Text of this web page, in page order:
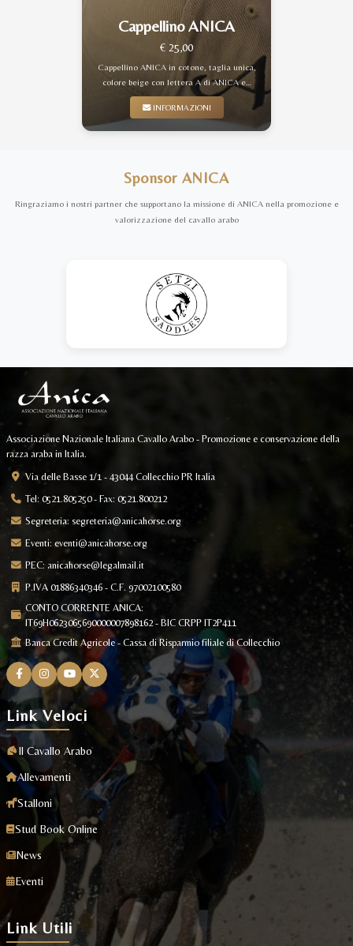
Cappellino ANICA
€ 25,00
Cappellino ANICA in cotone, taglia unica,
colore beige con lettera A di ANICA e…
INFORMAZIONI
Sponsor ANICA
Ringraziamo i nostri partner che supportano la missione di ANICA nella promozione e
valorizzazione del cavallo arabo
Associazione Nazionale Italiana Cavallo Arabo - Promozione e conservazione della
razza araba in Italia.
Via delle Basse 1/1 - 43044 Collecchio PR Italia
Tel: 0521.805250 - Fax: 0521.800212
Segreteria: segreteria@anicahorse.org
Eventi: eventi@anicahorse.org
PEC: anicahorse@legalmail.it
P.IVA 01886340346 - C.F. 97002100580
CONTO CORRENTE ANICA:
IT69H0623065690000007898162 - BIC CRPP IT2P411
Banca Credit Agricole - Cassa di Risparmio filiale di Collecchio
Link Veloci
Il Cavallo Arabo
Allevamenti
Stalloni
Stud Book Online
News
Eventi
Link Utili